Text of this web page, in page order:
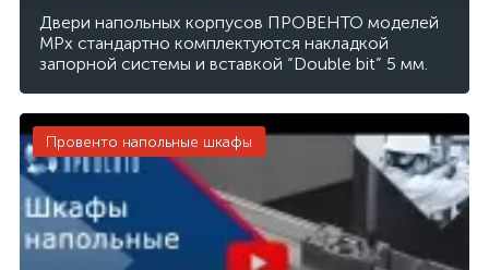
Двери напольных корпусов ПРОВЕНТО моделей
MPx стандартно комплектуются накладкой
запорной системы и вставкой “Double bit” 5 мм.
Провенто напольные шкафы